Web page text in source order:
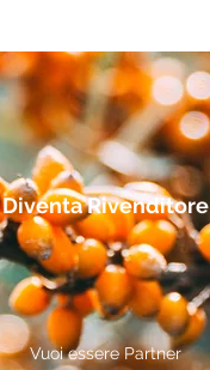
Diventa Rivenditore
Vuoi essere Partner